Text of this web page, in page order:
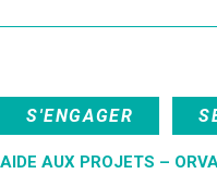
S'ENGAGER
AIDE AUX PROJETS –